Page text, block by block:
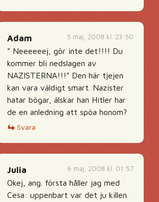
5 maj, 2008 kl. 23:50
Adam
” Neeeeeej, gör inte det!!!! Du
kommer bli nedslagen av
NAZISTERNA!!!” Den här tjejen
kan vara väldigt smart. Nazister
hatar bögar, älskar han Hitler har
de en anledning att spöa honom?
Svara
6 maj, 2008 kl. 01:57
Julia
Okej, ang. första håller jag med
Cesa: uppenbart var det ju killen